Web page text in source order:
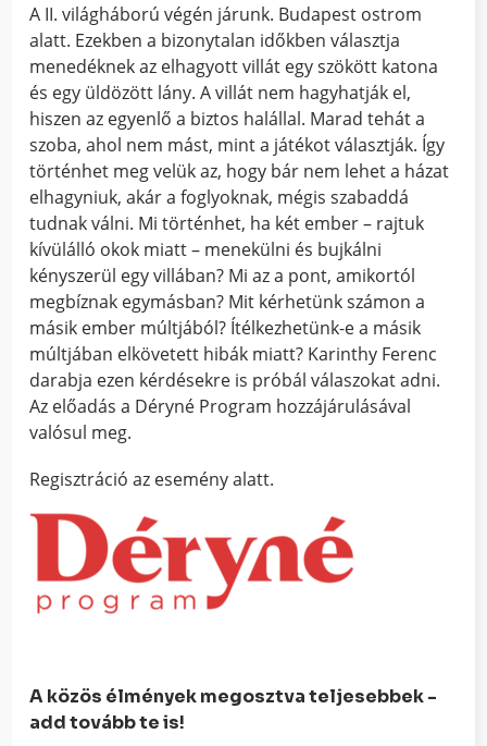
A II. világháború végén járunk. Budapest ostrom
alatt. Ezekben a bizonytalan időkben választja
menedéknek az elhagyott villát egy szökött katona
és egy üldözött lány. A villát nem hagyhatják el,
hiszen az egyenlő a biztos halállal. Marad tehát a
szoba, ahol nem mást, mint a játékot választják. Így
történhet meg velük az, hogy bár nem lehet a házat
elhagyniuk, akár a foglyoknak, mégis szabaddá
tudnak válni. Mi történhet, ha két ember – rajtuk
kívülálló okok miatt – menekülni és bujkálni
kényszerül egy villában? Mi az a pont, amikortól
megbíznak egymásban? Mit kérhetünk számon a
másik ember múltjából? Ítélkezhetünk-e a másik
múltjában elkövetett hibák miatt? Karinthy Ferenc
darabja ezen kérdésekre is próbál válaszokat adni.
Az előadás a Déryné Program hozzájárulásával
valósul meg.
Regisztráció az esemény alatt.
A közös élmények megosztva teljesebbek -
add tovább te is!